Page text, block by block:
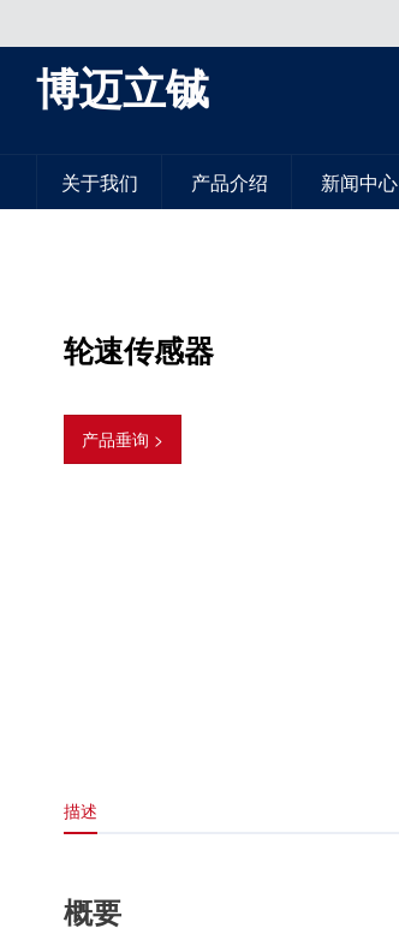
博迈立铖
关于我们 产品介绍 新闻中心
轮速传感器
产品垂询 >
描述
概要